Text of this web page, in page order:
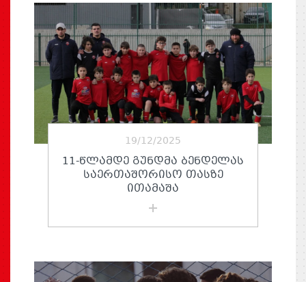
19/12/2025
11-ᲬᲚᲐᲛᲓᲔ ᲒᲣᲜᲓᲛᲐ ᲑᲔᲜᲓᲔᲚᲐᲡ
ᲡᲐᲔᲠᲗᲐᲨᲝᲠᲘᲡᲝ ᲗᲐᲡᲖᲔ
ᲘᲗᲐᲛᲐᲨᲐ